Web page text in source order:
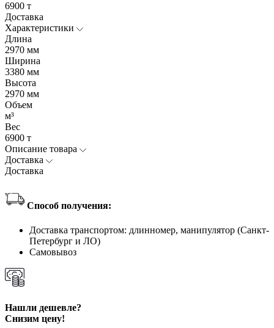
6900 т
Доставка
Характеристики
Длина
2970 мм
Ширина
3380 мм
Высота
2970 мм
Объем
м³
Вес
6900 т
Описание товара
Доставка
Доставка
Способ получения:
Доставка транспортом: длинномер, манипулятор (Санкт-
Петербург и ЛО)
Самовывоз
Нашли дешевле?
Снизим цену!